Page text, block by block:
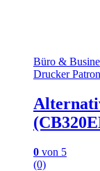
Büro &
Drucker
0 von 5
(0)